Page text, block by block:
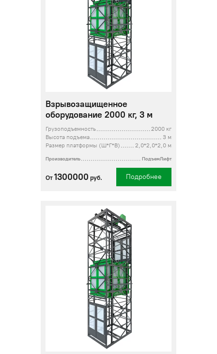
Взрывозащищенное
оборудование 2000 кг, 3 м
Грузоподъемность
2000 кг
Высота подъема
3 м
Размер платформы (Ш*Г*В)
2,0*2,0*2,0 м
Производитель ПодъемЛифт
От 1300000 руб. Подробнее